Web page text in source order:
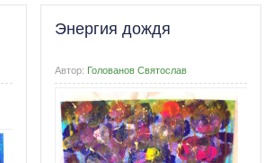
Энергия дождя
Автор: Голованов Святослав